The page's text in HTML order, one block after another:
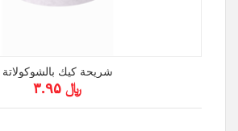
شريحة كيك بالشوكولاتة
﷼ ۳.۹۵